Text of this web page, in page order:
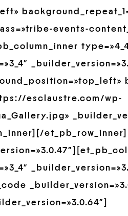
events-
esclaustre.com/wp-